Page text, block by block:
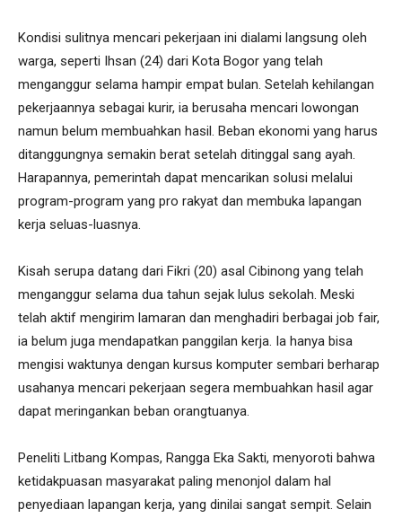
Kondisi sulitnya mencari pekerjaan ini dialami langsung oleh
warga, seperti Ihsan (24) dari Kota Bogor yang telah
menganggur selama hampir empat bulan. Setelah kehilangan
pekerjaannya sebagai kurir, ia berusaha mencari lowongan
namun belum membuahkan hasil. Beban ekonomi yang harus
ditanggungnya semakin berat setelah ditinggal sang ayah.
Harapannya, pemerintah dapat mencarikan solusi melalui
program-program yang pro rakyat dan membuka lapangan
kerja seluas-luasnya.
Kisah serupa datang dari Fikri (20) asal Cibinong yang telah
menganggur selama dua tahun sejak lulus sekolah. Meski
telah aktif mengirim lamaran dan menghadiri berbagai job fair,
ia belum juga mendapatkan panggilan kerja. Ia hanya bisa
mengisi waktunya dengan kursus komputer sembari berharap
usahanya mencari pekerjaan segera membuahkan hasil agar
dapat meringankan beban orangtuanya.
Peneliti Litbang Kompas, Rangga Eka Sakti, menyoroti bahwa
ketidakpuasan masyarakat paling menonjol dalam hal
penyediaan lapangan kerja, yang dinilai sangat sempit. Selain